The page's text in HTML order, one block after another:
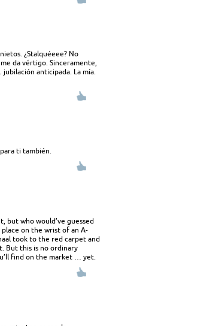
¿Stalquéeee? No
da vértigo. Sinceramente,
anticipada. La mía.
ti también.
but who would’ve guessed
on the wrist of an A-
took to the red carpet and
But this is no ordinary
find on the market … yet.